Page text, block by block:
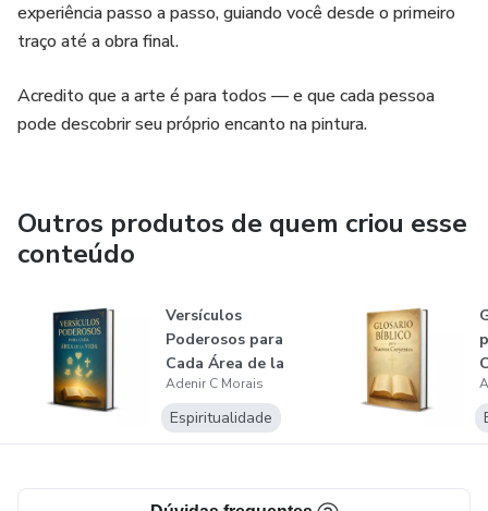
experiência passo a passo, guiando você desde o primeiro
traço até a obra final.
Acredito que a arte é para todos — e que cada pessoa
pode descobrir seu próprio encanto na pintura.
Outros produtos de quem criou esse
conteúdo
Versículos
Poderosos para
Cada Área de la
Vida
Adenir C Morais
Espiritualidade